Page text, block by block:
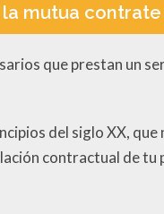
la mutua
que prestan un
del siglo XX,
contractual de